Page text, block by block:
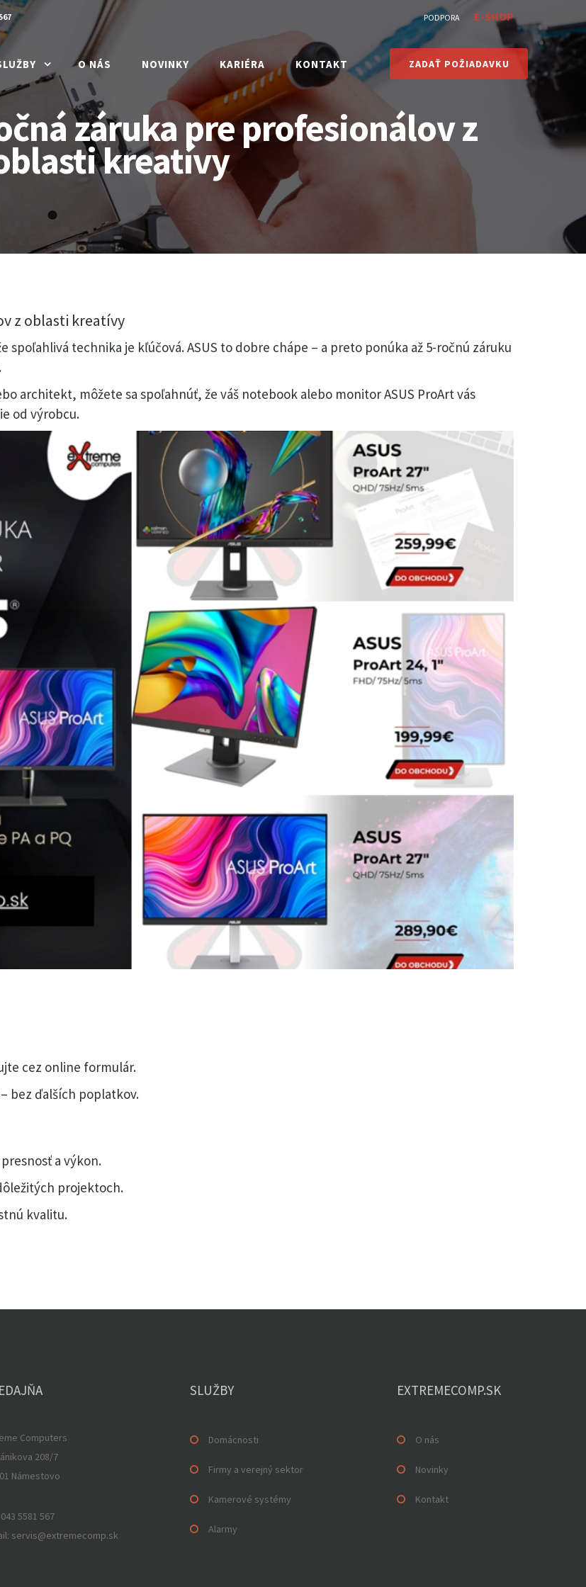
PODPORA E-SHOP
KONTAKT
KARIÉRA
NOVINKY
O NÁS ZADAŤ POŽIADAVKU
záruka pre profesionálov z
kreatívy
z oblasti kreatívy
technika je kľúčová. ASUS to dobre chápe – a preto ponúka až 5-ročnú záruku
architekt, môžete sa spoľahnúť, že váš notebook alebo monitor ASUS ProArt vás
od výrobcu.
cez online formulár.
bez ďalších poplatkov.
a výkon.
projektoch.
kvalitu.
Computers
208/7
Námestovo
5581 567
servis@extremecomp.sk
SLUŽBY
Domácnosti
Firmy a verejný sektor
Kamerové systémy
Alarmy
EXTREMECOMP.SK
O nás
Novinky
Kontakt